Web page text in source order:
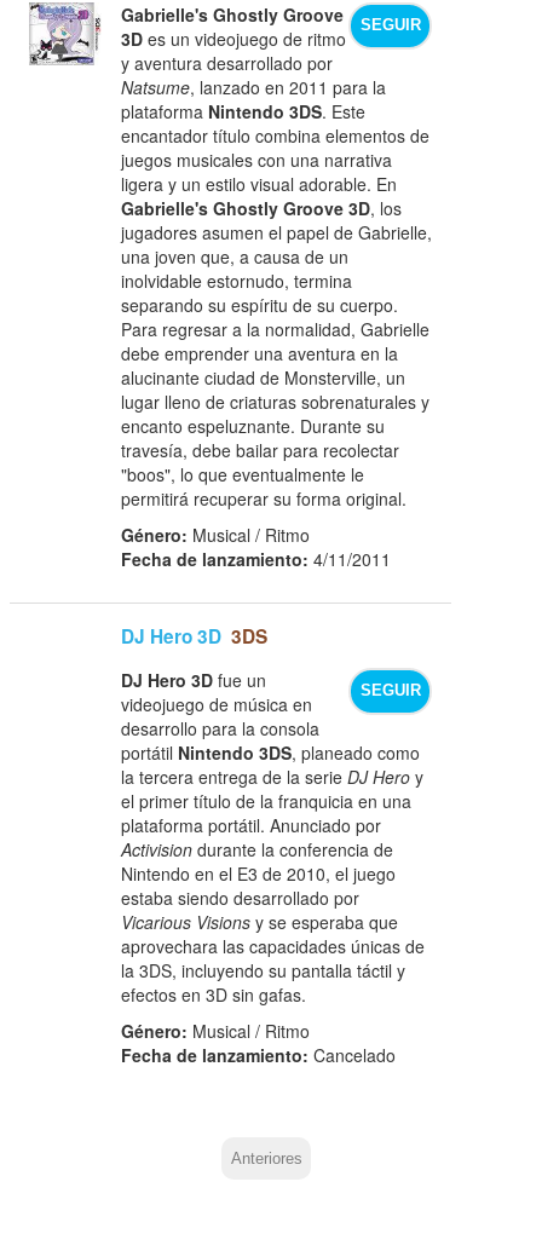
SEGUIR
Gabrielle's Ghostly Groove
3D es un videojuego de ritmo
y aventura desarrollado por
Natsume, lanzado en 2011 para la
plataforma Nintendo 3DS. Este
encantador título combina elementos de
juegos musicales con una narrativa
ligera y un estilo visual adorable. En
Gabrielle's Ghostly Groove 3D, los
jugadores asumen el papel de Gabrielle,
una joven que, a causa de un
inolvidable estornudo, termina
separando su espíritu de su cuerpo.
Para regresar a la normalidad, Gabrielle
debe emprender una aventura en la
alucinante ciudad de Monsterville, un
lugar lleno de criaturas sobrenaturales y
encanto espeluznante. Durante su
travesía, debe bailar para recolectar
"boos", lo que eventualmente le
permitirá recuperar su forma original.
Género: Musical / Ritmo
Fecha de lanzamiento: 4/11/2011
DJ Hero 3D 3DS
SEGUIR
DJ Hero 3D fue un
videojuego de música en
desarrollo para la consola
portátil Nintendo 3DS, planeado como
la tercera entrega de la serieDJ Hero y
el primer título de la franquicia en una
plataforma portátil. Anunciado por
Activision durante la conferencia de
Nintendo en el E3 de 2010, el juego
estaba siendo desarrollado por
Vicarious Visions y se esperaba que
aprovechara las capacidades únicas de
la 3DS, incluyendo su pantalla táctil y
efectos en 3D sin gafas.
Género: Musical / Ritmo
Fecha de lanzamiento: Cancelado
Anteriores